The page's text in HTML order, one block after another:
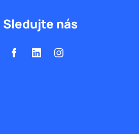
Sledujte nás